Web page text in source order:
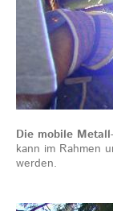
Die mobile
kann im Rahmen
werden.